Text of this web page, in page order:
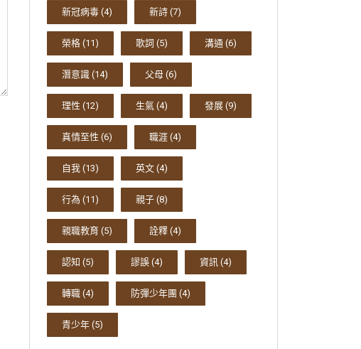
新冠病毒 (4) 新詩 (7)
榮格 (11) 歌詞 (5) 溝通 (6)
潛意識 (14) 父母 (6)
理性 (12) 生氣 (4) 發展 (9)
真情至性 (6) 職涯 (4)
自我 (13) 英文 (4)
行為 (11) 親子 (8)
親職教育 (5) 詮釋 (4)
認知 (5) 謬誤 (4) 資訊 (4)
轉職 (4) 防彈少年團 (4)
青少年 (5)